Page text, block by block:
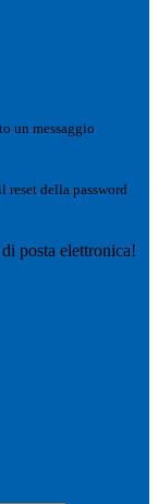
un messaggio
reset della password
posta elettronica!